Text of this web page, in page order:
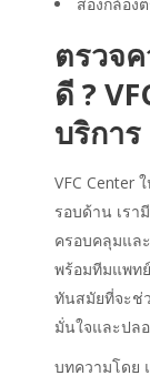
ส่องกล้อง
ตรวจ
ดี ?
บริการ
VFC Center
รอบด้าน เร
ครอบคลุมแล
พร้อมทีมแพท
ทันสมัยที่จะช่
มั่นใจและปล
บทความโดย